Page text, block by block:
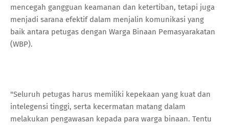
mencegah gangguan keamanan dan ketertiban, tetapi juga
menjadi sarana efektif dalam menjalin komunikasi yang
baik antara petugas dengan Warga Binaan Pemasyarakatan
(WBP).
"Seluruh petugas harus memiliki kepekaan yang kuat dan
intelegensi tinggi, serta kecermatan matang dalam
melakukan pengawasan kepada para warga binaan. Tentu